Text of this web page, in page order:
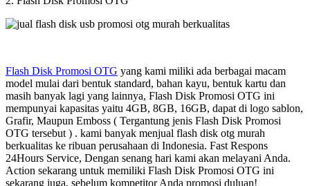
Flash Disk Promosi OTG yang kami miliki ada berbagai macam
model mulai dari bentuk standard, bahan kayu, bentuk kartu dan
masih banyak lagi yang lainnya, Flash Disk Promosi OTG ini
mempunyai kapasitas yaitu 4GB, 8GB, 16GB, dapat di logo sablon,
Grafir, Maupun Emboss ( Tergantung jenis Flash Disk Promosi
OTG tersebut ) . kami banyak menjual flash disk otg murah
berkualitas ke ribuan perusahaan di Indonesia. Fast Respons
24Hours Service, Dengan senang hari kami akan melayani Anda.
Action sekarang untuk memiliki Flash Disk Promosi OTG ini
sekarang juga, sebelum kompetitor Anda promosi duluan!